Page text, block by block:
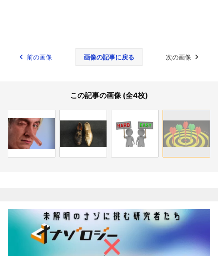
前の画像 画像の記事に戻る 次の画像
この記事の画像 (全4枚)